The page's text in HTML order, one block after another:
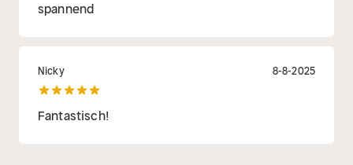
spannend
Nicky 8-8-2025
Fantastisch!